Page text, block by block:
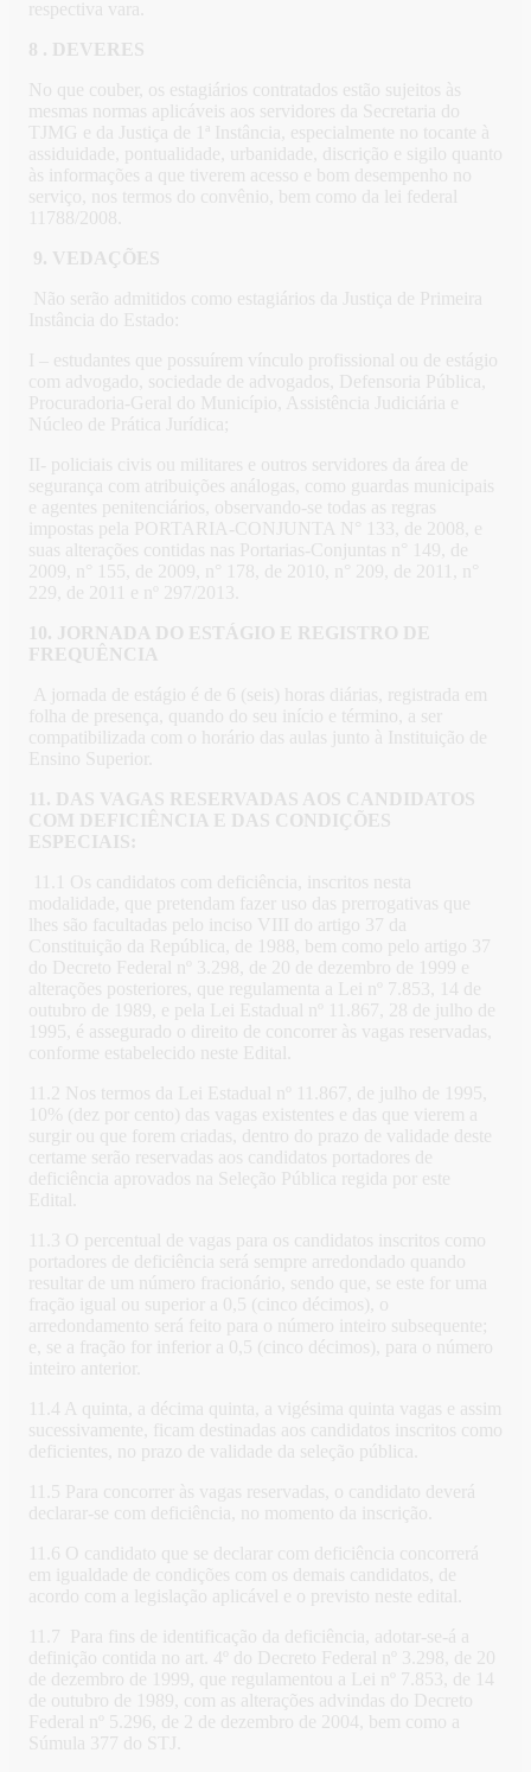
respectiva vara.
8 . DEVERES
No que couber, os estagiários contratados estão sujeitos às
mesmas normas aplicáveis aos servidores da Secretaria do
TJMG e da Justiça de 1ª Instância, especialmente no tocante à
assiduidade, pontualidade, urbanidade, discrição e sigilo quanto
às informações a que tiverem acesso e bom desempenho no
serviço, nos termos do convênio, bem como da lei federal
11788/2008.
9. VEDAÇÕES
Não serão admitidos como estagiários da Justiça de Primeira
Instância do Estado:
I – estudantes que possuírem vínculo profissional ou de estágio
com advogado, sociedade de advogados, Defensoria Pública,
Procuradoria-Geral do Município, Assistência Judiciária e
Núcleo de Prática Jurídica;
II- policiais civis ou militares e outros servidores da área de
segurança com atribuições análogas, como guardas municipais
e agentes penitenciários, observando-se todas as regras
impostas pela PORTARIA-CONJUNTA N° 133, de 2008, e
suas alterações contidas nas Portarias-Conjuntas n° 149, de
2009, n° 155, de 2009, n° 178, de 2010, n° 209, de 2011, n°
229, de 2011 e nº 297/2013.
10. JORNADA DO ESTÁGIO E REGISTRO DE
FREQUÊNCIA
A jornada de estágio é de 6 (seis) horas diárias, registrada em
folha de presença, quando do seu início e término, a ser
compatibilizada com o horário das aulas junto à Instituição de
Ensino Superior.
11. DAS VAGAS RESERVADAS AOS CANDIDATOS
COM DEFICIÊNCIA E DAS CONDIÇÕES
ESPECIAIS:
11.1 Os candidatos com deficiência, inscritos nesta
modalidade, que pretendam fazer uso das prerrogativas que
lhes são facultadas pelo inciso VIII do artigo 37 da
Constituição da República, de 1988, bem como pelo artigo 37
do Decreto Federal nº 3.298, de 20 de dezembro de 1999 e
alterações posteriores, que regulamenta a Lei nº 7.853, 14 de
outubro de 1989, e pela Lei Estadual nº 11.867, 28 de julho de
1995, é assegurado o direito de concorrer às vagas reservadas,
conforme estabelecido neste Edital.
11.2 Nos termos da Lei Estadual nº 11.867, de julho de 1995,
10% (dez por cento) das vagas existentes e das que vierem a
surgir ou que forem criadas, dentro do prazo de validade deste
certame serão reservadas aos candidatos portadores de
deficiência aprovados na Seleção Pública regida por este
Edital.
11.3 O percentual de vagas para os candidatos inscritos como
portadores de deficiência será sempre arredondado quando
resultar de um número fracionário, sendo que, se este for uma
fração igual ou superior a 0,5 (cinco décimos), o
arredondamento será feito para o número inteiro subsequente;
e, se a fração for inferior a 0,5 (cinco décimos), para o número
inteiro anterior.
11.4 A quinta, a décima quinta, a vigésima quinta vagas e assim
sucessivamente, ficam destinadas aos candidatos inscritos como
deficientes, no prazo de validade da seleção pública.
11.5 Para concorrer às vagas reservadas, o candidato deverá
declarar-se com deficiência, no momento da inscrição.
11.6 O candidato que se declarar com deficiência concorrerá
em igualdade de condições com os demais candidatos, de
acordo com a legislação aplicável e o previsto neste edital.
11.7 Para fins de identificação da deficiência, adotar-se-á a
definição contida no art. 4º do Decreto Federal nº 3.298, de 20
de dezembro de 1999, que regulamentou a Lei nº 7.853, de 14
de outubro de 1989, com as alterações advindas do Decreto
Federal nº 5.296, de 2 de dezembro de 2004, bem como a
Súmula 377 do STJ.